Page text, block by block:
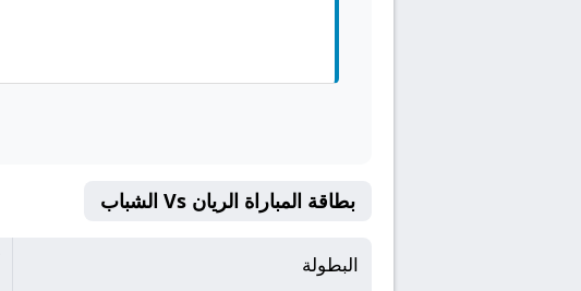
بطاقة المباراة الريان Vs الشباب
البطولة